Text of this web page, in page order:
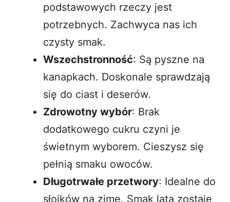
podstawowych rzeczy jest
potrzebnych. Zachwyca nas ich
czysty smak.
Wszechstronność: Są pyszne na
kanapkach. Doskonale sprawdzają
się do ciast i deserów.
Zdrowotny wybór: Brak
dodatkowego cukru czyni je
świetnym wyborem. Cieszysz się
pełnią smaku owoców.
Długotrwałe przetwory: Idealne do
słoików na zimę. Smak lata zostaje